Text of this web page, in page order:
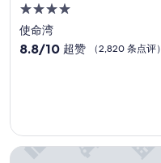
4.0
星
住
使命湾
8.8
赞，
（2,820
8.8/10 超赞 （2,820 条点评）
圣地牙哥海湾假日酒店